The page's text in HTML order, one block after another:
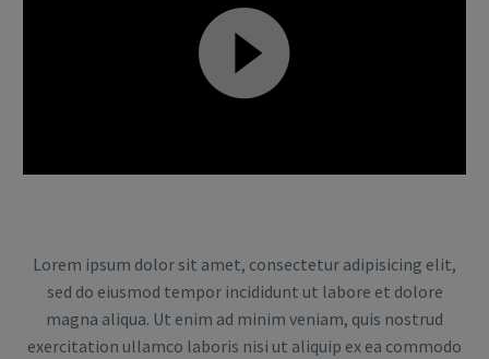
Lorem ipsum dolor sit amet, consectetur adipisicing elit,
sed do eiusmod tempor incididunt ut labore et dolore
magna aliqua. Ut enim ad minim veniam, quis nostrud
exercitation ullamco laboris nisi ut aliquip ex ea commodo